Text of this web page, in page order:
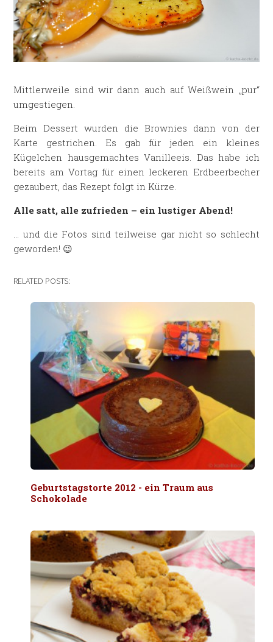
Mittlerweile sind wir dann auch auf Weißwein „pur“
umgestiegen.
Beim Dessert wurden die Brownies dann von der
Karte gestrichen. Es gab für jeden ein kleines
Kügelchen hausgemachtes Vanilleeis. Das habe ich
bereits am Vortag für einen leckeren Erdbeerbecher
gezaubert, das Rezept folgt in Kürze.
Alle satt, alle zufrieden – ein lustiger Abend!
… und die Fotos sind teilweise gar nicht so schlecht
geworden! 😉
RELATED POSTS:
Geburtstagstorte 2012 - ein Traum aus
Schokolade